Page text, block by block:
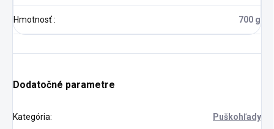
Hmotnosť: 700 g
Dodatočné parametre
Kategória: Puškohľady